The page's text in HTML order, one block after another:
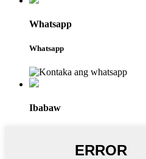
Whatsapp
Whatsapp
Ibabaw